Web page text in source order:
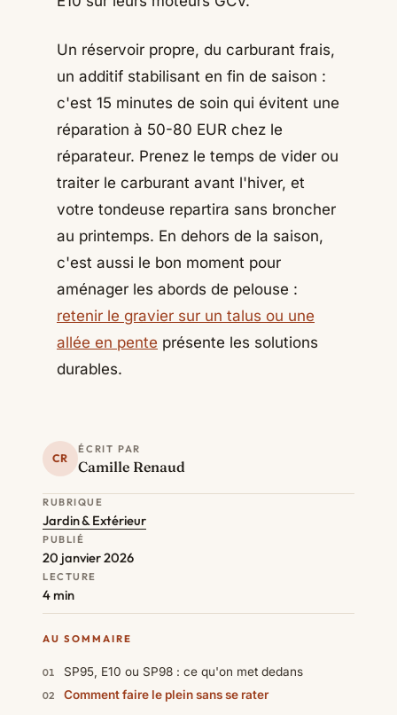
CR
ÉCRIT PAR
Camille Renaud
RUBRIQUE
Jardin & Extérieur
PUBLIÉ
20 janvier 2026
LECTURE
4 min
AU SOMMAIRE
SP95, E10 ou SP98 : ce qu'on met dedans
Comment faire le plein sans se rater
Un réservoir propre, du carburant frais,
un additif stabilisant en fin de saison :
c'est 15 minutes de soin qui évitent une
réparation à 50-80 EUR chez le
réparateur. Prenez le temps de vider ou
traiter le carburant avant l'hiver, et
votre tondeuse repartira sans broncher
au printemps. En dehors de la saison,
c'est aussi le bon moment pour
aménager les abords de pelouse :
retenir le gravier sur un talus ou une
allée en pente présente les solutions
durables.